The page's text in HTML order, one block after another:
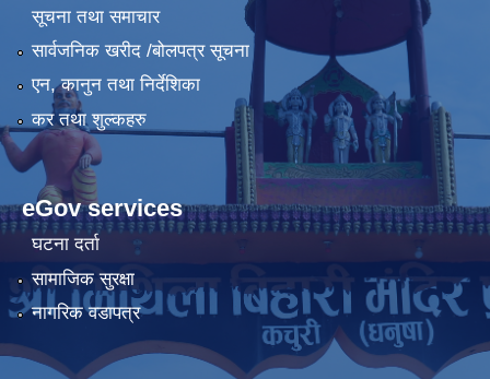
सूचना तथा समाचार
सार्वजनिक खरीद /बोलपत्र सूचना
एन, कानुन तथा निर्देशिका
कर तथा शुल्कहरु
eGov services
घटना दर्ता
सामाजिक सुरक्षा
नागरिक वडापत्र